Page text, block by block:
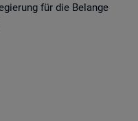
für die Be­lan­ge